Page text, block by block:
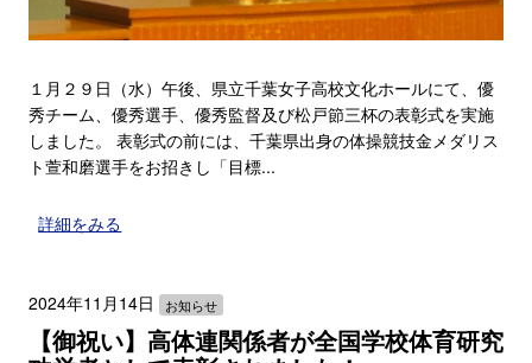
１月２９日（水）午後、県立千葉女子高校文化ホールにて、優
秀チーム、優秀選手、優秀監督及び松戸節三杯の表彰式を実施
しました。 表彰式の前には、千葉県出身の体操競技金メダリス
ト萱和磨選手をお招きし「目標...
詳細をみる
2024年11月14日 お知らせ
【御祝い】高体連関係者が全国学校体育研究